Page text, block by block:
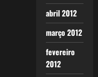
abril 2012
março 2012
fevereiro
2012